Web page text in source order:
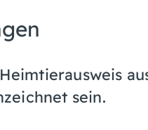
sein.